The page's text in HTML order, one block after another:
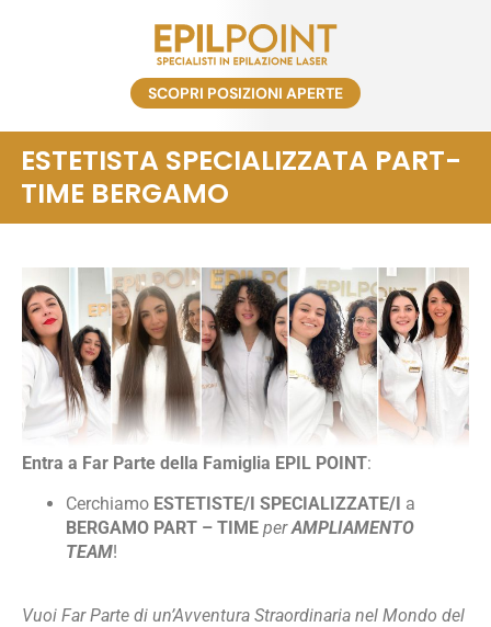
SCOPRI POSIZIONI APERTE
ESTETISTA SPECIALIZZATA PART-
TIME BERGAMO
Entra a Far Parte della Famiglia EPIL POINT:
Cerchiamo ESTETISTE/I SPECIALIZZATE/I a
BERGAMO PART – TIME perAMPLIAMENTO
TEAM!
Vuoi Far Parte di un’Avventura Straordinaria nel Mondo del